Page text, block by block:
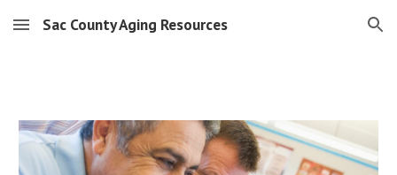
Skip to main content Skip to navigation
Sac County Aging Resources